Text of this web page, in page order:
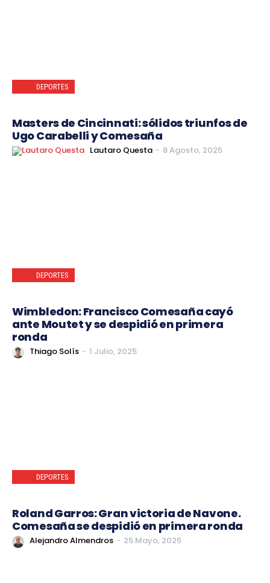
DEPORTES
Masters de Cincinnati: sólidos triunfos de
Ugo Carabelli y Comesaña
Lautaro Questa - 8 Agosto, 2025
DEPORTES
Wimbledon: Francisco Comesaña cayó
ante Moutet y se despidió en primera
ronda
Thiago Solís - 1 Julio, 2025
DEPORTES
Roland Garros: Gran victoria de Navone.
Comesaña se despidió en primera ronda
Alejandro Almendros - 25 Mayo, 2025